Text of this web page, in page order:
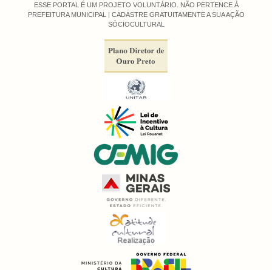
ESSE PORTAL É UM PROJETO VOLUNTÁRIO. NÃO PERTENCE À
PREFEITURA MUNICIPAL | CADASTRE GRATUITAMENTE A SUA AÇÃO
SÓCIOCULTURAL